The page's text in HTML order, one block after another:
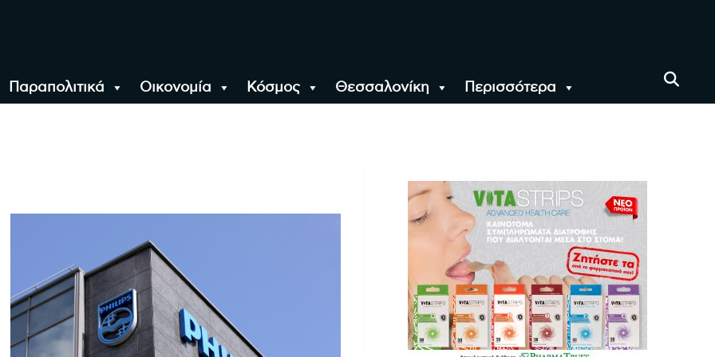
Παραπολιτικά Οικονομία Κόσμος Θεσσαλονίκη Περισσότερα